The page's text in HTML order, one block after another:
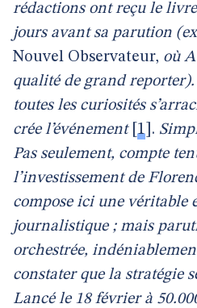
rédactions ont reçu le
jours avant sa parution
Nouvel Observateur, où
qualité de grand reporter).
toutes les curiosités
crée l’événement[ 1 .
Pas seulement, compte
l’investissement de
compose ici une véritable
journalistique ; mais
orchestrée,
constater que la stratégie
Lancé le 18 février à